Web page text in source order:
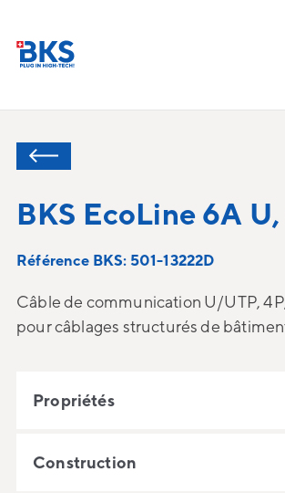
BKS EcoLine 6A
Référence BKS: 501-13222D
Câble de communication U/UTP,
pour câblages structurés de
Propriétés
Construction